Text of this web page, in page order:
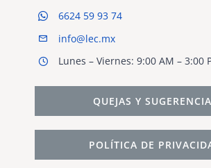
6624 59 93 74
info@lec.mx
Lunes – Viernes: 9:00 AM – 3:00
QUEJAS Y
POLÍTICA DE